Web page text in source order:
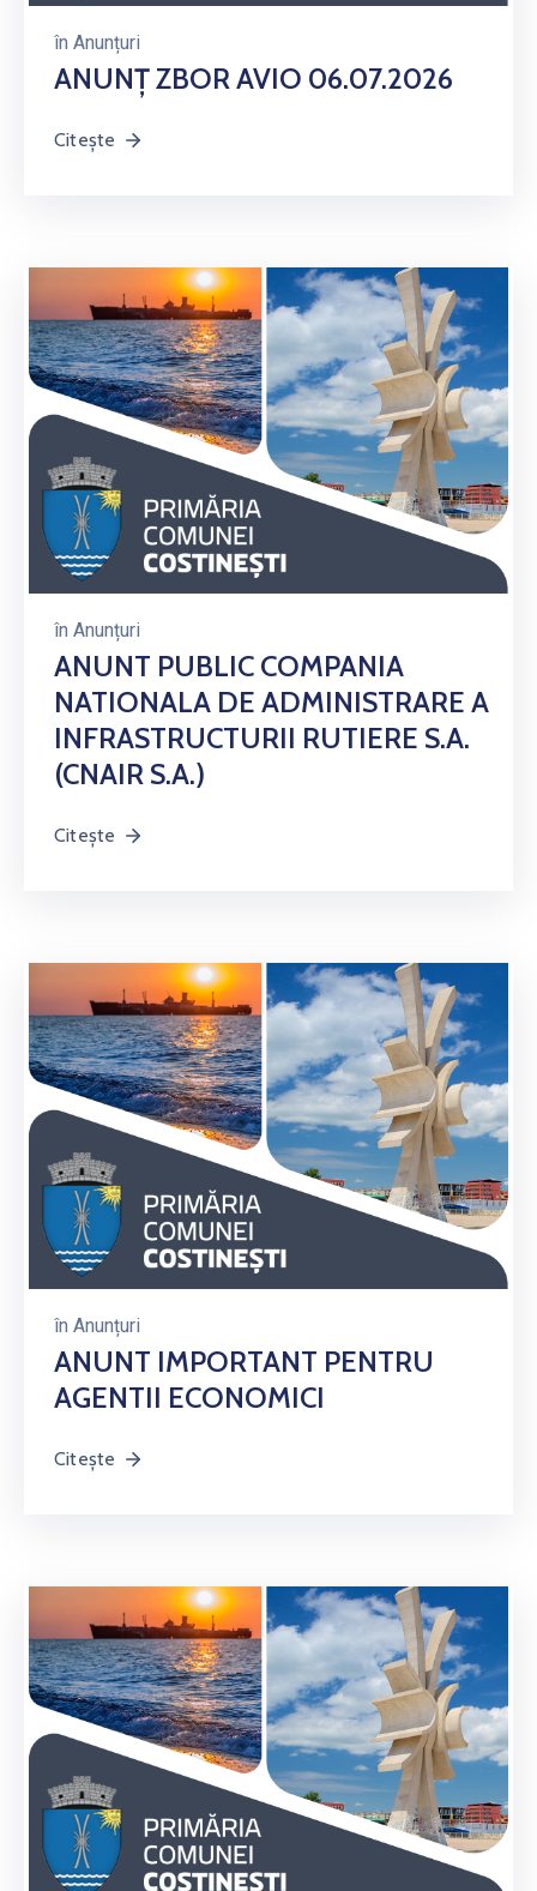
în Anunțuri
ANUNȚ ZBOR AVIO 06.07.2026
Citește
în Anunțuri
ANUNT PUBLIC COMPANIA
NATIONALA DE ADMINISTRARE A
INFRASTRUCTURII RUTIERE S.A.
(CNAIR S.A.)
Citește
în Anunțuri
ANUNT IMPORTANT PENTRU
AGENTII ECONOMICI
Citește